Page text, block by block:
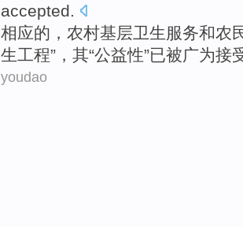
accepted
相应的 ， 农村基层卫生服务和农
生工程”， 其“公益性”已被广为接
youdao